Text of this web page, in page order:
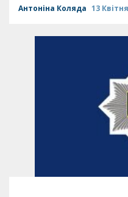
Антоніна Коляда 13